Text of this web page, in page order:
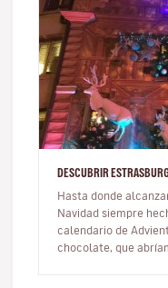
DESCUBRIR
Hasta donde
Navidad siempre
calendario de
chocolate, que